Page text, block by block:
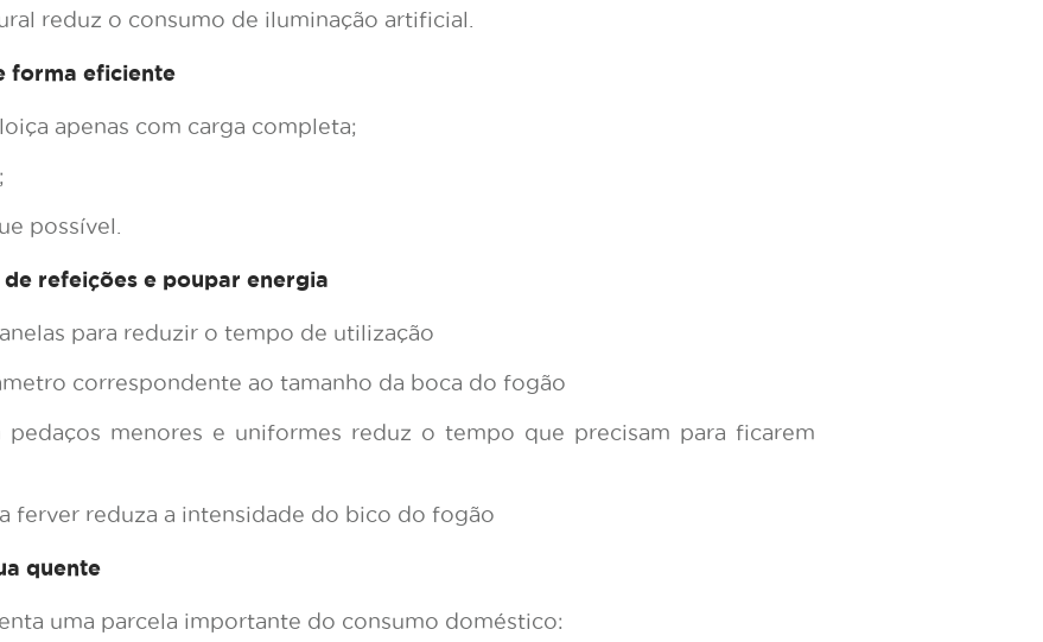
reduz o consumo de iluminação artificial.
forma eficiente
apenas com carga completa;
possível.
refeições e poupar energia
para reduzir o tempo de utilização
correspondente ao tamanho da boca do fogão
menores e uniformes reduz o tempo que precisam para ficarem
ferver reduza a intensidade do bico do fogão
quente
uma parcela importante do consumo doméstico: